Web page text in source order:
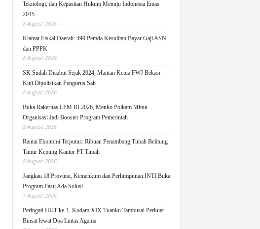
Teknologi, dan Kepastian Hukum Menuju Indonesia Emas
2045
8 August 2026
Kiamat Fiskal Daerah: 490 Pemda Kesulitan Bayar Gaji ASN
dan PPPK
8 August 2026
SK Sudah Dicabut Sejak 2024, Mantan Ketua FWJ Bekasi
Kini Dipolisikan Pengurus Sah
8 August 2026
Buka Rakernas LPM RI 2026, Menko Polkam Minta
Organisasi Jadi Booster Program Pemerintah
8 August 2026
Rantai Ekonomi Terputus: Ribuan Penambang Timah Belitung
Timur Kepung Kantor PT Timah
8 August 2026
Jangkau 18 Provinsi, Kemenkum dan Perhimpunan INTI Buka
Program Pasti Ada Solusi
7 August 2026
Peringati HUT ke-1, Kodam XIX Tuanku Tambusai Perkuat
Binsat lewat Doa Lintas Agama